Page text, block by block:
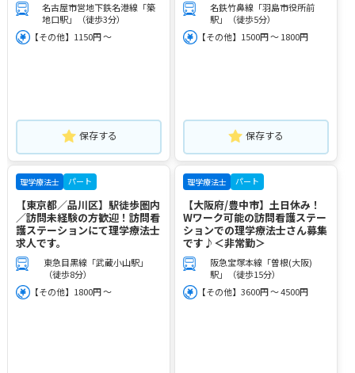
名古屋市営地下鉄名港線「築
地口駅」（徒歩3分）
【その他】1150円 ～
保存する
名鉄竹鼻線「羽島市役所前
駅」（徒歩5分）
【その他】1500円 ～ 1800円
保存する
理学療法士 パート
【東京都／品川区】駅徒歩圏内
／訪問未経験の方歓迎！訪問看
護ステーションにて理学療法士
求人です。
東急目黒線「武蔵小山駅」
（徒歩8分）
【その他】1800円 ～
理学療法士 パート
【大阪府/豊中市】土日休み！
Wワーク可能の訪問看護ステー
ションでの理学療法士さん募集
です♪＜非常勤＞
阪急宝塚本線「曽根(大阪)
駅」（徒歩15分）
【その他】3600円 ～ 4500円